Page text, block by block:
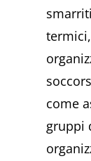
come
gruppi